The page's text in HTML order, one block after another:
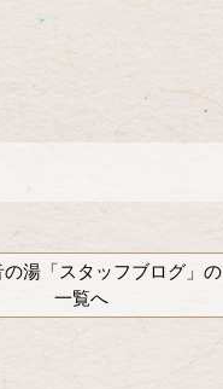
の湯「スタッフブログ」の
一覧へ